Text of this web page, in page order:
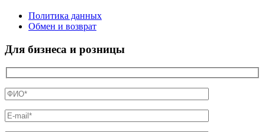
Политика данных
Обмен и возврат
Для бизнеса и розницы